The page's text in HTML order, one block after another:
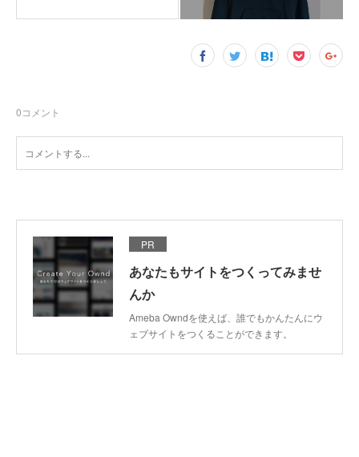
0コメント
PR
あなたもサイトをつくってみませ
んか
Ameba Owndを使えば、誰でもかんたんにウ
ェブサイトをつくることができます。